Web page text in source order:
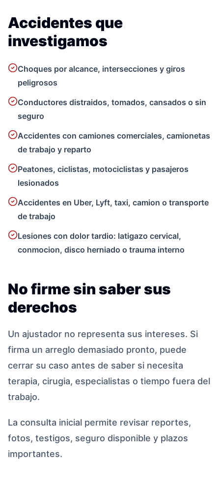
Accidentes que
investigamos
Choques por alcance, intersecciones y giros
peligrosos
Conductores distraidos, tomados, cansados o sin
seguro
Accidentes con camiones comerciales, camionetas
de trabajo y reparto
Peatones, ciclistas, motociclistas y pasajeros
lesionados
Accidentes en Uber, Lyft, taxi, camion o transporte
de trabajo
Lesiones con dolor tardio: latigazo cervical,
conmocion, disco herniado o trauma interno
No firme sin saber sus
derechos
Un ajustador no representa sus intereses. Si
firma un arreglo demasiado pronto, puede
cerrar su caso antes de saber si necesita
terapia, cirugia, especialistas o tiempo fuera del
trabajo.
La consulta inicial permite revisar reportes,
fotos, testigos, seguro disponible y plazos
importantes.